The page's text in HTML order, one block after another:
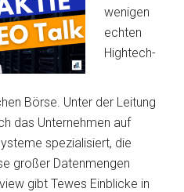
wenigen
echten
Hightech-
Börse. Unter der Leitung
das Unternehmen auf
spezialisiert, die
großer Datenmengen
gibt Tewes Einblicke in